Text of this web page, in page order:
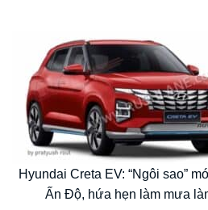
Hyundai Creta EV: “Ngôi sao”
Ấn Độ, hứa hẹn làm mưa